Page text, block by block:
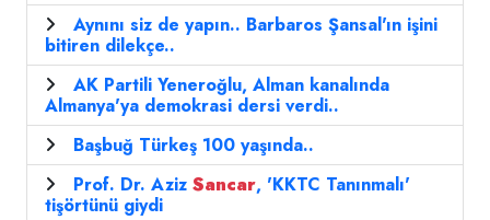
Aynını siz de yapın.. Barbaros Şansal'ın işini
bitiren dilekçe..
AK Partili Yeneroğlu, Alman kanalında
Almanya'ya demokrasi dersi verdi..
Başbuğ Türkeş 100 yaşında..
Prof. Dr. Aziz Sancar, 'KKTC Tanınmalı'
tişörtünü giydi